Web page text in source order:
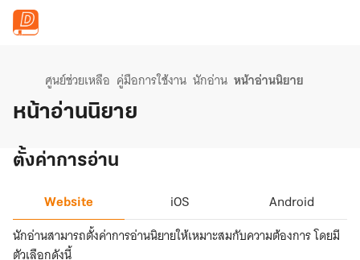
ข้ามไปยังเนื้อหาหลัก
ศูนย์ช่วยเหลือ คู่มือการใช้งาน นักอ่าน หน้าอ่านนิยาย
หน้าอ่านนิยาย
ตั้งค่าการอ่าน
Website iOS Android
นักอ่านสามารถตั้งค่าการอ่านนิยายให้เหมาะสมกับความต้องการ โดยมี
ตัวเลือกดังนี้